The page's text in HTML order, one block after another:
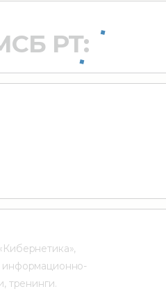
РТ:
информационно-
тренинги.